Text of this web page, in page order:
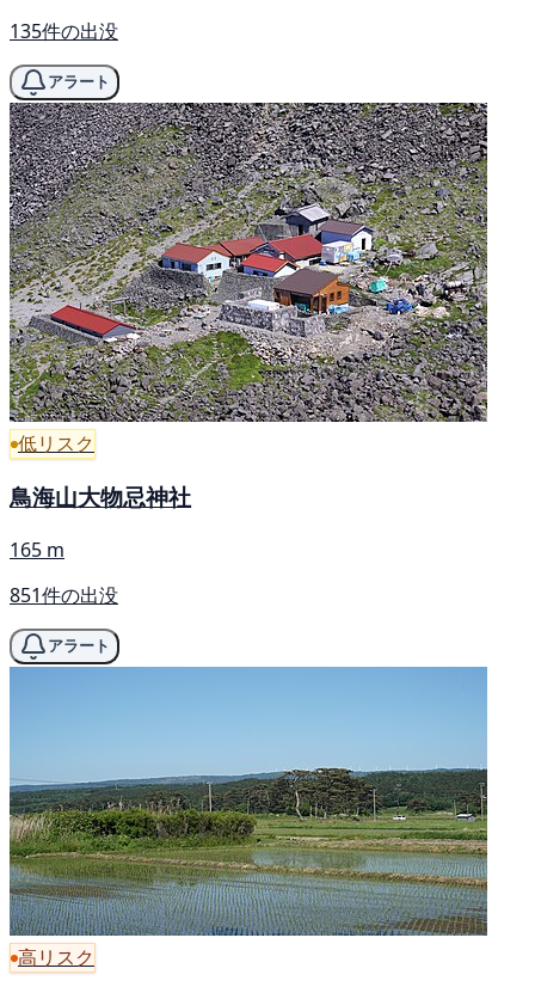
135件の出没
アラート
低リスク
鳥海山大物忌神社
165 m
851件の出没
アラート
高リスク